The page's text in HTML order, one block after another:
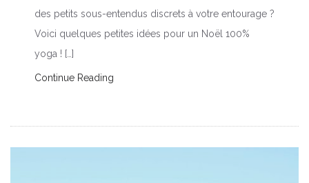
des petits sous-entendus discrets à votre entourage ?
Voici quelques petites idées pour un Noël 100%
yoga ! […]
Continue Reading